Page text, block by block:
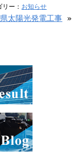
ー： お知らせ
太陽光発電工事 »